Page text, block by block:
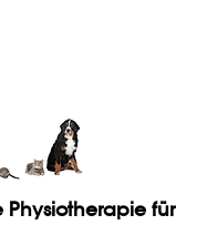
Physiotherapie für